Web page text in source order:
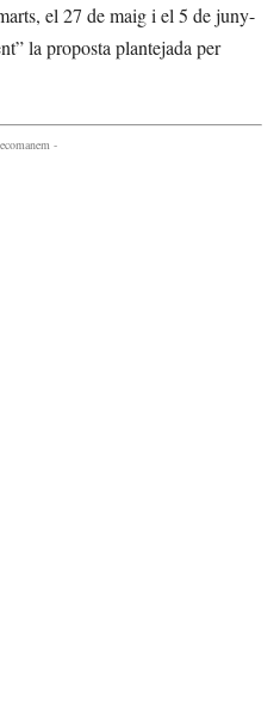
el 27 de maig i el 5 de juny-
la proposta plantejada per
-